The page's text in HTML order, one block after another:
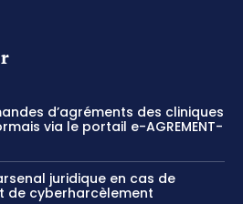
d’agréments des cliniques
via le portail e-AGREMENT-
juridique en cas de
de cyberharcèlement